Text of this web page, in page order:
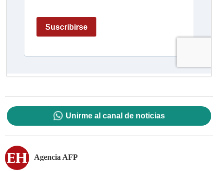
Unirme al canal de noticias
Agencia AFP